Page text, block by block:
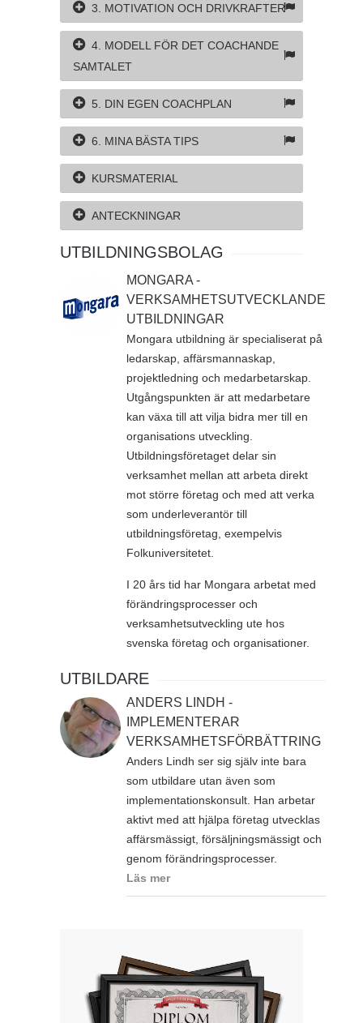
3. MOTIVATION OCH DRIVKRAFTER
4. MODELL FÖR DET COACHANDE
SAMTALET
5. DIN EGEN COACHPLAN
6. MINA BÄSTA TIPS
KURSMATERIAL
ANTECKNINGAR
UTBILDNINGSBOLAG
MONGARA -
VERKSAMHETSUTVECKLANDE
UTBILDNINGAR
Mongara utbildning är specialiserat på
ledarskap, affärsmannaskap,
projektledning och medarbetarskap.
Utgångspunkten är att medarbetare
kan växa till att vilja bidra mer till en
organisations utveckling.
Utbildningsföretaget delar sin
verksamhet mellan att arbeta direkt
mot större företag och med att verka
som underleverantör till
utbildningsföretag, exempelvis
Folkuniversitetet.
I 20 års tid har Mongara arbetat med
förändringsprocesser och
verksamhetsutveckling ute hos
svenska företag och organisationer.
UTBILDARE
ANDERS LINDH -
IMPLEMENTERAR
VERKSAMHETSFÖRBÄTTRING
Anders Lindh ser sig själv inte bara
som utbildare utan även som
implementationskonsult. Han arbetar
aktivt med att hjälpa företag utvecklas
affärsmässigt, försäljningsmässigt och
genom förändringsprocesser.
Läs mer